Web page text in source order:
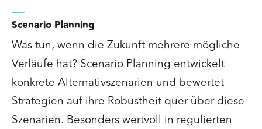
Scenario Planning
Was tun, wenn die Zukunft mehrere mögliche
Verläufe hat? Scenario Planning entwickelt
konkrete Alternativszenarien und bewertet
Strategien auf ihre Robustheit quer über diese
Szenarien. Besonders wertvoll in regulierten